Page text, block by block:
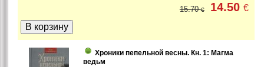
15.70€ 14.50€
Хроники пепельной весны. Кн. 1: Магма
ведьм